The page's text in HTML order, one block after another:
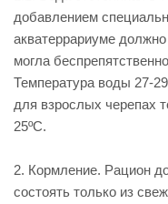
добавлением
акватеррариуме
могла
Температура воды 27-29
для взрослых черепах
25ºС.
2. Кормление. Рацион
состоять только из